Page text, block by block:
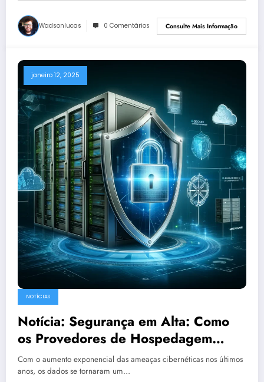
Wadsonlucas 0 Comentários Consulte Mais Informação
janeiro 12, 2025
NOTÍCIAS
Notícia: Segurança em Alta: Como
os Provedores de Hospedagem
Estão Protegendo Seus Dados em
2025
Com o aumento exponencial das ameaças cibernéticas nos últimos
anos, os dados se tornaram um…